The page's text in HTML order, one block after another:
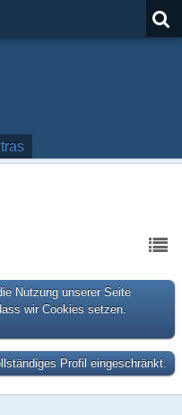
Nutzung unserer Seite
wir Cookies setzen.
Profil eingeschränkt.